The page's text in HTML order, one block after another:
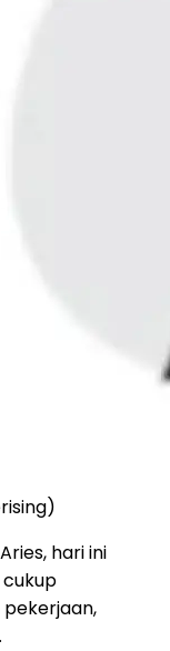
hari ini